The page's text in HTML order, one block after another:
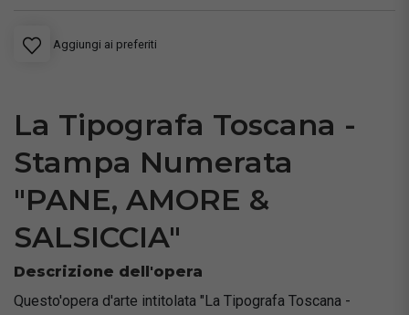
Aggiungi ai preferiti
La Tipografa Toscana -
Stampa Numerata
"PANE, AMORE &
SALSICCIA"
Descrizione dell'opera
Questo'opera d'arte intitolata "La Tipografa Toscana -